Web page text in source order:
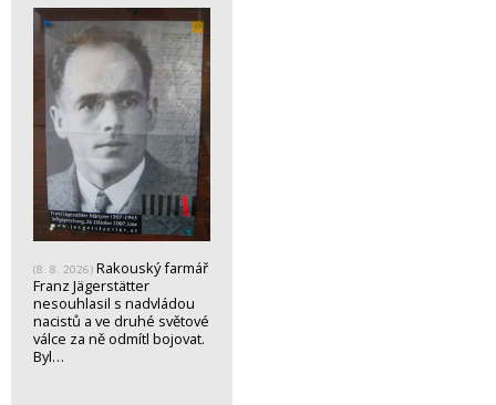
(8. 8. 2026) Rakouský farmář
Franz Jägerstätter
nesouhlasil s nadvládou
nacistů a ve druhé světové
válce za ně odmítl bojovat.
Byl…